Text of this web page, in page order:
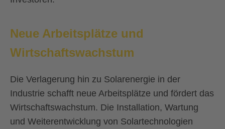
Neue Arbeitsplätze und
Wirtschaftswachstum
Die Verlagerung hin zu Solarenergie in der
Industrie schafft neue Arbeitsplätze und fördert das
Wirtschaftswachstum. Die Installation, Wartung
und Weiterentwicklung von Solartechnologien